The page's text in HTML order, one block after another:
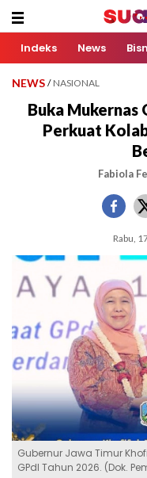
Indeks News
NEWS / NASIONAL
Buka Mukernas
Perkuat
Fabiola
Rabu,
Gubernur Jawa Timur
GPdI Tahun 2026. (Dok.